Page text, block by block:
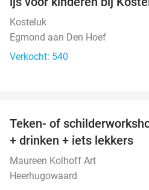
Kosteluk
Egmond aan Den Hoef
Verkocht: 540
Teken- of
+ drinken + iets lekkers
Maureen Kolhoff Art
Heerhugowaard